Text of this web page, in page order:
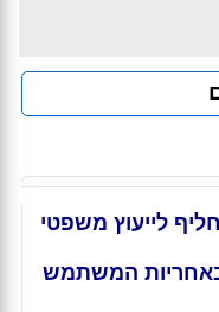
לייעוץ משפטי
המשתמש